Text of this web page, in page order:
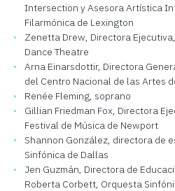
Intersection y Asesora Artística
Filarmónica de Lexington
Zenetta Drew, Directora
Dance Theatre
Arna Einarsdottir, Directora
del Centro Nacional de las Artes
Renée Fleming, soprano
Gillian Friedman Fox, Directora
Festival de Música de Newport
Shannon González, directora de
Sinfónica de Dallas
Jen Guzmán, Directora de
Roberta Corbett, Orquesta